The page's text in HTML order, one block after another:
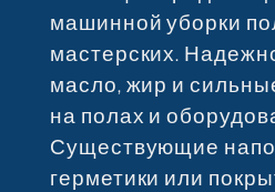
машинной уборки
мастерских.
масло, жир и
на полах и
Существующие
герметики или